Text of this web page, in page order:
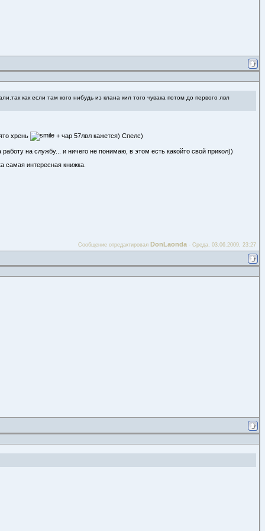
как если там кого нибудь из клана кил того чувака потом до первого лвл
хрень + чар 57лвл кажется) Спелс)
на службу... и ничего не понимаю, в этом есть какойто свой прикол))
самая интересная книжка.
Сообщение отредактировал DonLaonda - Среда, 03.06.2009, 23:27